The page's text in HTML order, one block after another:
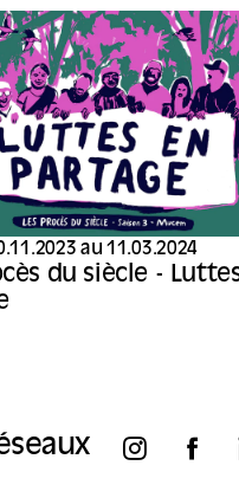
au 11.03.2024
du siècle -